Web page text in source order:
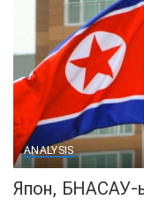
ANALYSIS
Япон, БНАСАУ-